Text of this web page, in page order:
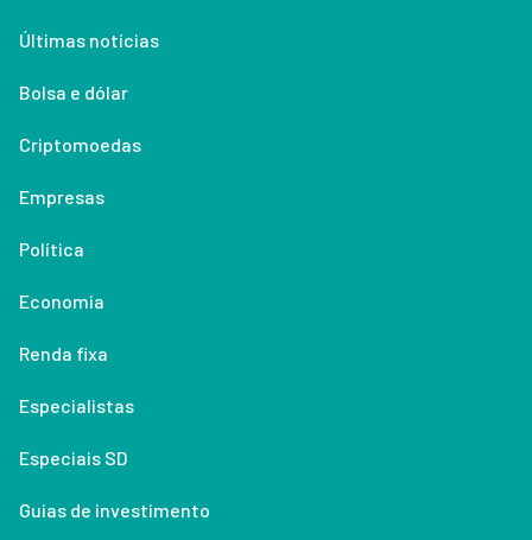
Últimas notícias
Bolsa e dólar
Criptomoedas
Empresas
Política
Economia
Renda fixa
Especialistas
Especiais SD
Guias de investimento